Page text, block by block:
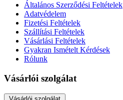
Általános Szerződési Feltételek
Adatvédelem
Fizetési Feltételek
Szállítási Feltételek
Vásárlási Feltételek
Gyakran Ismételt Kérdések
Rólunk
Vásárlói szolgálat